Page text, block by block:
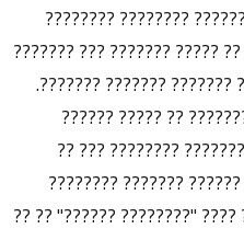
- ?? ???? ?? ???????
????????? ????? ?????
???? ???? ????? ?? ?????
???? ???? ??? ?? ????
????????? ????
??????? ????????
??????? ????????? ??? ??